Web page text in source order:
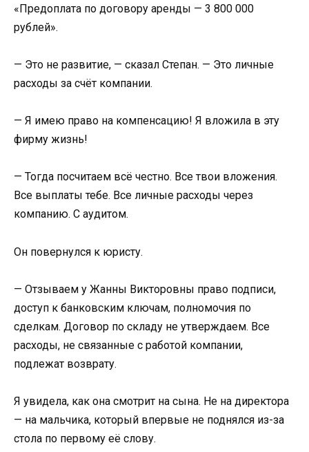
«Предоплата по договору аренды — 3 800 000
рублей».
— Это не развитие, — сказал Степан. — Это личные
расходы за счёт компании.
— Я имею право на компенсацию! Я вложила в эту
фирму жизнь!
— Тогда посчитаем всё честно. Все твои вложения.
Все выплаты тебе. Все личные расходы через
компанию. С аудитом.
Он повернулся к юристу.
— Отзываем у Жанны Викторовны право подписи,
доступ к банковским ключам, полномочия по
сделкам. Договор по складу не утверждаем. Все
расходы, не связанные с работой компании,
подлежат возврату.
Я увидела, как она смотрит на сына. Не на директора
— на мальчика, который впервые не поднялся из-за
стола по первому её слову.